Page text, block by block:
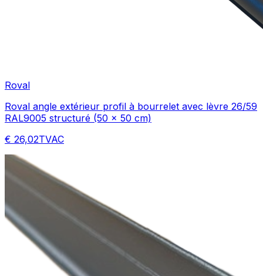
Roval
Roval angle extérieur profil à bourrelet avec lèvre 26/59
RAL9005 structuré (50 x 50 cm)
€ 26,02TVAC